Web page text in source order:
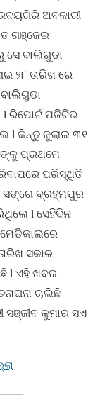
ଅବକାରୀ
ଗଞ୍ଜେଇ
ସେ ବାଲିଗୁଡା
୨୮ ତାରିଖ ରେ
l ରିପୋର୍ଟ ପଜିଟିଭ
l କିନ୍ତୁ ଜୁଲାଇ ୩୧
ପ୍ରଥମେ
ପରିସ୍ଥିତି
ସଙ୍ଗେ ବ୍ରହ୍ମପୁର
l ସେହିଦିନ
ସକାଳ
l ଏହି ଖବର
ଚାଲିଛି
ସଞ୍ଜୀବ କୁମାର ସଏ